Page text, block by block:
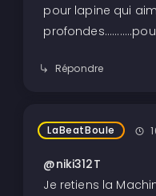
pour lapine qui
Répondre
LaBeatBoule
@niki312T
Je retiens la